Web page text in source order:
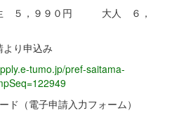
５，９９０円 大人 ６，
り申込み
tumo.jp/pref-saitama-
申請入力フォーム）